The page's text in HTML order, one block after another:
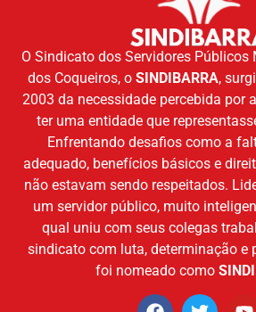
O Sindicato dos Servidores Públicos
dos Coqueiros, o SINDIBARRA,
2003 da necessidade percebida por
ter uma entidade que
Enfrentando desafios como a
adequado, benefícios básicos e
não estavam sendo respeitados.
um servidor público, muito
qual uniu com seus colegas
sindicato com luta, determinação e
foi nomeado como